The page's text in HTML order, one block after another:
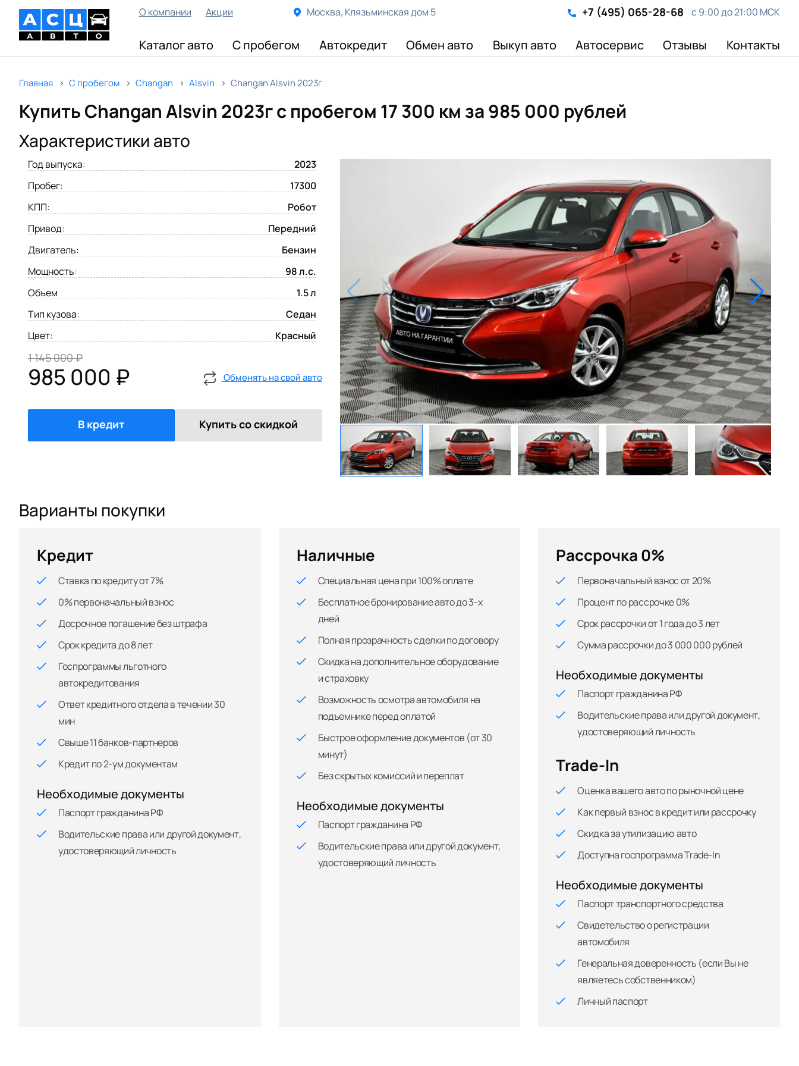
О компании Акции Москва, Клязьминская дом 5 +7 (495) 065-28-68 с 9:00 до 21:00 МСК
Каталог авто С пробегом Автокредит Обмен авто Выкуп авто Автосервис Отзывы Контакты
Главная С пробегом Changan Alsvin Changan Alsvin 2023г
Купить Changan Alsvin 2023г с пробегом 17 300 км за 985 000 рублей
Характеристики авто
Год выпуска:
2023
Пробег:
17300
КПП:
Робот
Привод:
Передний
Двигатель:
Бензин
Мощность:
98 л.с.
Объем
1.5 л
Тип кузова:
Седан
Цвет:
Красный
1 145 000 ₽
985 000 ₽ Обменять на свой авто
В кредит Купить со скидкой
Варианты покупки
Кредит
Ставка по кредиту от 7%
0% первоначальный взнос
Досрочное погашение без штрафа
Срок кредита до 8 лет
Госпрограммы льготного
автокредитования
Ответ кредитного отдела в течении 30
мин
Свыше 11 банков-партнеров
Кредит по 2-ум документам
Необходимые документы
Паспорт гражданина РФ
Водительские права или другой документ,
удостоверяющий личность
Наличные
Специальная цена при 100% оплате
Бесплатное бронирование авто до 3-х
дней
Полная прозрачность сделки по договору
Скидка на дополнительное оборудование
и страховку
Возможность осмотра автомобиля на
подъемнике перед оплатой
Быстрое оформление документов (от 30
минут)
Без скрытых комиссий и переплат
Необходимые документы
Паспорт гражданина РФ
Водительские права или другой документ,
удостоверяющий личность
Рассрочка 0%
Первоначальный взнос от 20%
Процент по рассрочке 0%
Срок рассрочки от 1 года до 3 лет
Сумма рассрочки до 3 000 000 рублей
Необходимые документы
Паспорт гражданина РФ
Водительские права или другой документ,
удостоверяющий личность
Trade-In
Оценка вашего авто по рыночной цене
Как первый взнос в кредит или рассрочку
Скидка за утилизацию авто
Доступна госпрограмма Trade-In
Необходимые документы
Паспорт транспортного средства
Свидетельство о регистрации
автомобиля
Генеральная доверенность (если Вы не
являетесь собственником)
Личный паспорт